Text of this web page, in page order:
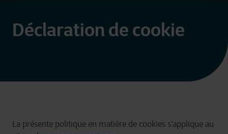
Déclaration de cookie
La présente politique en matière de cookies s'applique au